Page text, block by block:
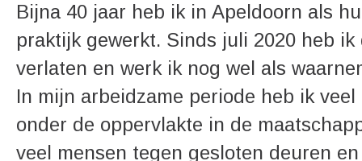
Bijna 40 jaar heb ik in Apeldoorn als
praktijk gewerkt. Sinds juli 2020 heb ik
verlaten en werk ik nog wel als
In mijn arbeidzame periode heb ik
onder de oppervlakte in de
veel mensen tegen gesloten deuren